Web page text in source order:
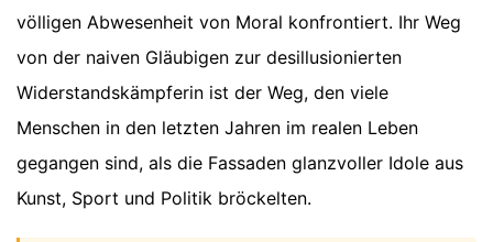
völligen Abwesenheit von Moral konfrontiert. Ihr Weg
von der naiven Gläubigen zur desillusionierten
Widerstandskämpferin ist der Weg, den viele
Menschen in den letzten Jahren im realen Leben
gegangen sind, als die Fassaden glanzvoller Idole aus
Kunst, Sport und Politik bröckelten.